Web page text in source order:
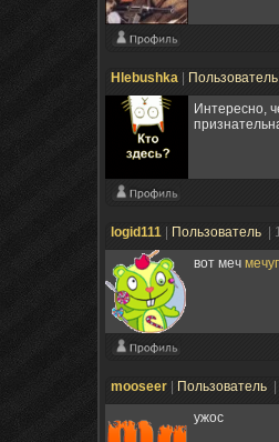
Hlebushka
Интересно,
logid111 Пользователь
|
вот меч
mooseer Пользователь
ужос